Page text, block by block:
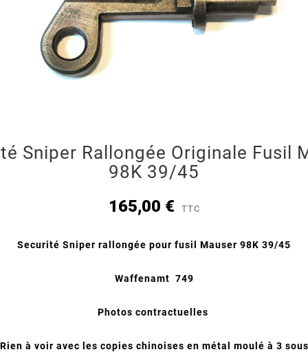
Sniper Rallongée Originale Fusil
98K 39/45
165,00 € TTC
Securité Sniper rallongée pour fusil Mauser 98K 39/45
Waffenamt 749
Photos contractuelles
Rien à voir avec les copies chinoises en métal moulé à 3 sous